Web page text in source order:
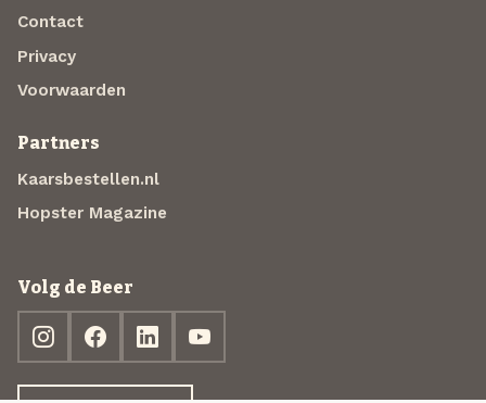
Contact
Privacy
Voorwaarden
Partners
Kaarsbestellen.nl
Hopster Magazine
Volg de Beer